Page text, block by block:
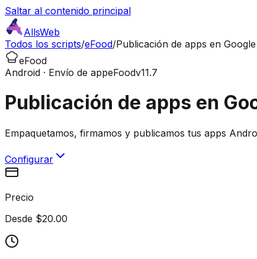
Saltar al contenido principal
AllsWeb
Todos los scripts/eFood/Publicación de apps en
eFood
Android · Envío de appeFoodv11.7
Publicación de apps en
Empaquetamos, firmamos y publicamos tus apps
Configurar
Precio
Desde $20.00